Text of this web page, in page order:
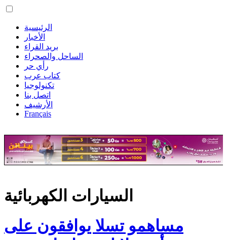
الرئيسية
الأخبار
بريد القراء
الساحل والصحراء
رأي حر
كتاب عرب
تكنولوجيا
اتصل بنا
الأرشيف
Français
السيارات الكهربائية
مساهمو تسلا يوافقون على